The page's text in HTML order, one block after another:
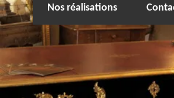
Nos réalisations